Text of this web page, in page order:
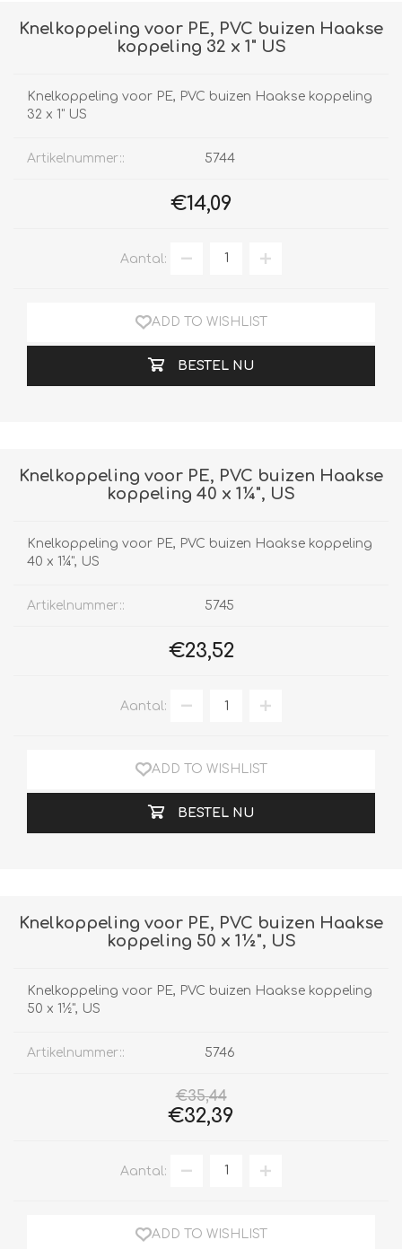
Knelkoppeling voor PE, PVC buizen Haakse
koppeling 32 x 1" US
Knelkoppeling voor PE, PVC buizen Haakse koppeling
32 x 1" US
Artikelnummer:: 5744
€14,09
Aantal:
ADD TO WISHLIST
BESTEL NU
Knelkoppeling voor PE, PVC buizen Haakse
koppeling 40 x 1¼", US
Knelkoppeling voor PE, PVC buizen Haakse koppeling
40 x 1¼", US
Artikelnummer:: 5745
€23,52
Aantal:
ADD TO WISHLIST
BESTEL NU
Knelkoppeling voor PE, PVC buizen Haakse
koppeling 50 x 1½", US
Knelkoppeling voor PE, PVC buizen Haakse koppeling
50 x 1½", US
Artikelnummer:: 5746
€35,44
€32,39
Aantal:
ADD TO WISHLIST